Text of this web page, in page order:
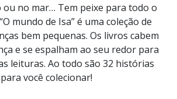
no mar… Tem peixe para todo o
mundo de Isa” é uma coleção de
bem pequenas. Os livros cabem
e se espalham ao seu redor para
leituras. Ao todo são 32 histórias
para você colecionar!